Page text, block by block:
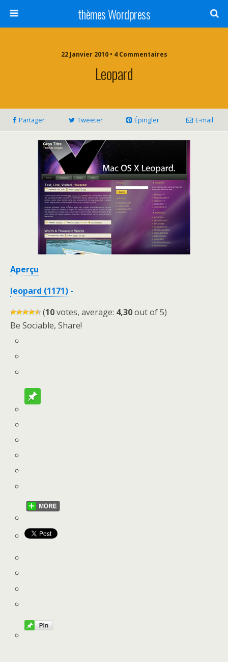
thèmes Wordpress
22 Janvier 2010 • 4 Commentaires
Leopard
Partager Tweeter Épingler E-mail
Aperçu
leopard (1171) -
(10votes, average: 4,30out of 5)
Be Sociable, Share!